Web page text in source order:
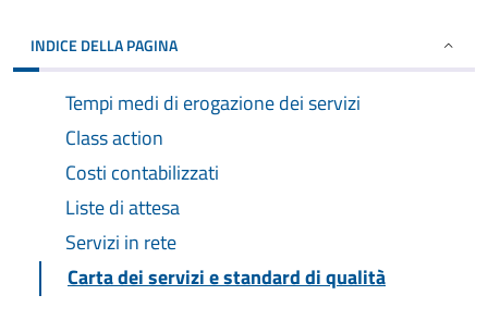
INDICE DELLA PAGINA
Tempi medi di erogazione dei servizi
Class action
Costi contabilizzati
Liste di attesa
Servizi in rete
Carta dei servizi e standard di qualità